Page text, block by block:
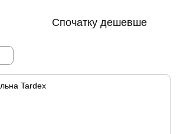
Спочатку дешевше